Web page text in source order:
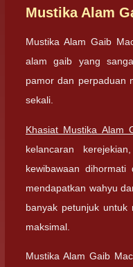
Mustika Alam
Mustika Alam Gaib
alam gaib yang
pamor dan perpaduan
sekali.
Khasiat Mustika Alam
kelancaran
kewibawaan
mendapatkan wahyu
banyak petunjuk untuk
maksimal.
Mustika Alam Gaib